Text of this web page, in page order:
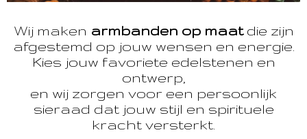
Wij maken armbanden op maatdie zijn
afgestemd op jouw wensen en energie.
Kies jouw favoriete edelstenen en
ontwerp,
en wij zorgen voor een persoonlijk
sieraad dat jouw stijl en spirituele
kracht versterkt.